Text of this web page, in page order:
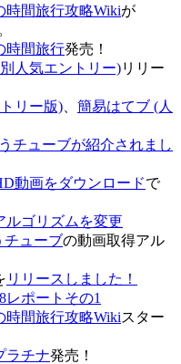
時間旅行攻略Wikiが
時間旅行発売！
人気エントリー)リリー
リー版)
簡易はてブ (人
チューブが紹介されまし
動画をダウンロードで
ルゴリズムを変更
チューブの動画取得アル
リリースしました！
レポートその1
時間旅行攻略Wikiスター
ラチナ発売！